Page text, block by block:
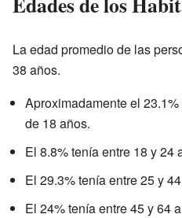
La edad promedio de las
38 años.
Aproximadamente el
de 18 años.
El 8.8% tenía entre 18 y 24
El 29.3% tenía entre 25 y
El 24% tenía entre 45 y 64